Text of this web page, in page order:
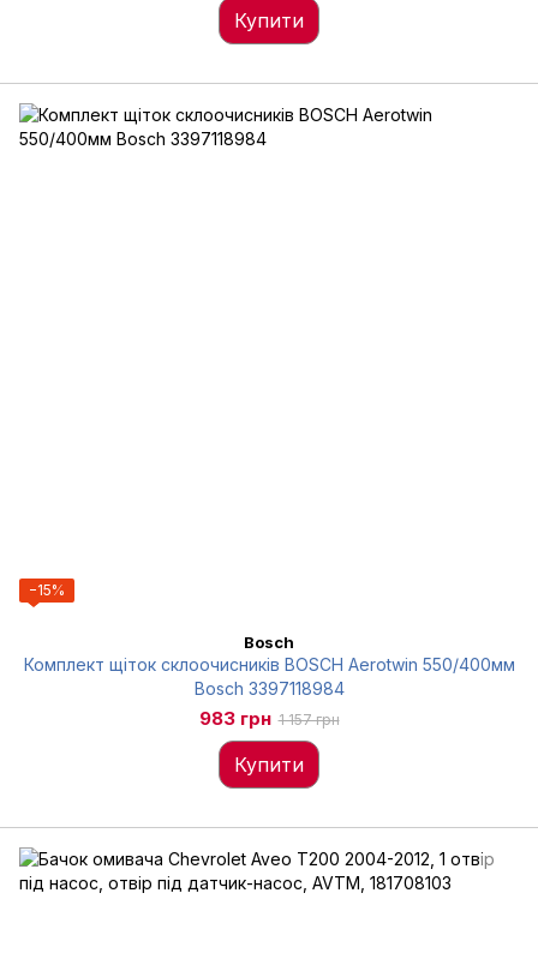
Купити
−15%
Bosch
Комплект щіток склоочисників BOSCH Aerotwin 550/400мм
Bosch 3397118984
983 грн 1 157 грн
Купити